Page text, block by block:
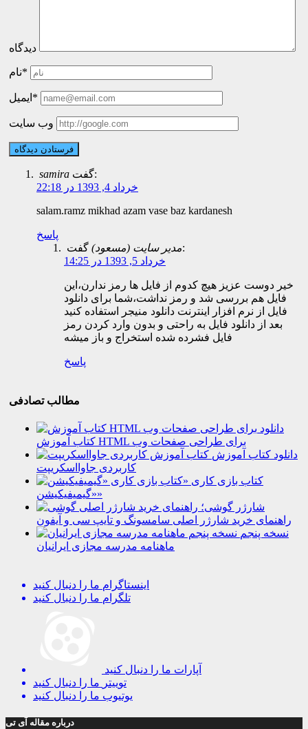
دیدگاه
نام*
ایمیل*
وب سایت
samira
گفت:
خرداد 4, 1393 در 22:18
salam.ramz mikhad azam vase baz kardanesh
پاسخ
مدیر سایت (مسعود)گفت:
خرداد 5, 1393 در 14:25
خیر دوست عزیز هیچ کدوم از فایل ها رمز ندارن،این
فایل هم بررسی شد و رمز نداشت،شما برای دانلود
فایل از نرم افزار اینترنت دانلود منیجر استفاده کنید
بعد از دانلود فایل به راحتی و بدون وارد کردن رمز
فایل فشرده شده استخراج و باز میشه
پاسخ
مطالب تصادفی
دانلود
کتاب آموزش HTML برای طراحی صفحات وب
دانلود کتاب آموزش
کاربردی جاوااسکریپت
کتاب بازی کاری
«گیمیفیکیشن»
شارژر گوشی؛
راهنمای خرید شارژر اصلی سامسونگ و تایپ سی و آیفون
نسخه پنجم
ماهنامه مدرسه مجازی ایرانیان
اینستاگرام ما را دنبال کنید
تلگرام ما را دنبال کنید
آپارات ما را دنبال کنید
توییتر ما را دنبال کنید
یوتیوب ما را دنبال کنید
درباره مقاله آی تی